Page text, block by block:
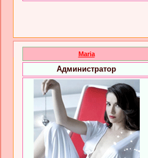
Maria
Администратор